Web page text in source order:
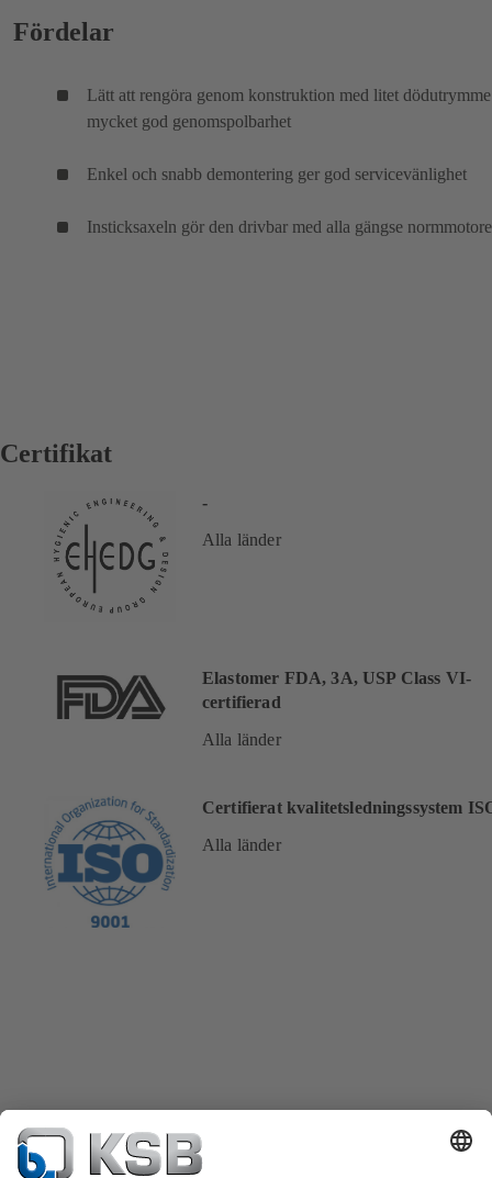
Fördelar
Lätt att rengöra genom konstruktion med litet
mycket god genomspolbarhet
Enkel och snabb demontering ger god servicevänlighet
Insticksaxeln gör den drivbar med alla gängse
Certifikat
-
Alla länder
Elastomer FDA, 3A, USP Class VI-
certifierad
Alla länder
Certifierat kvalitetsledningssystem
Alla länder